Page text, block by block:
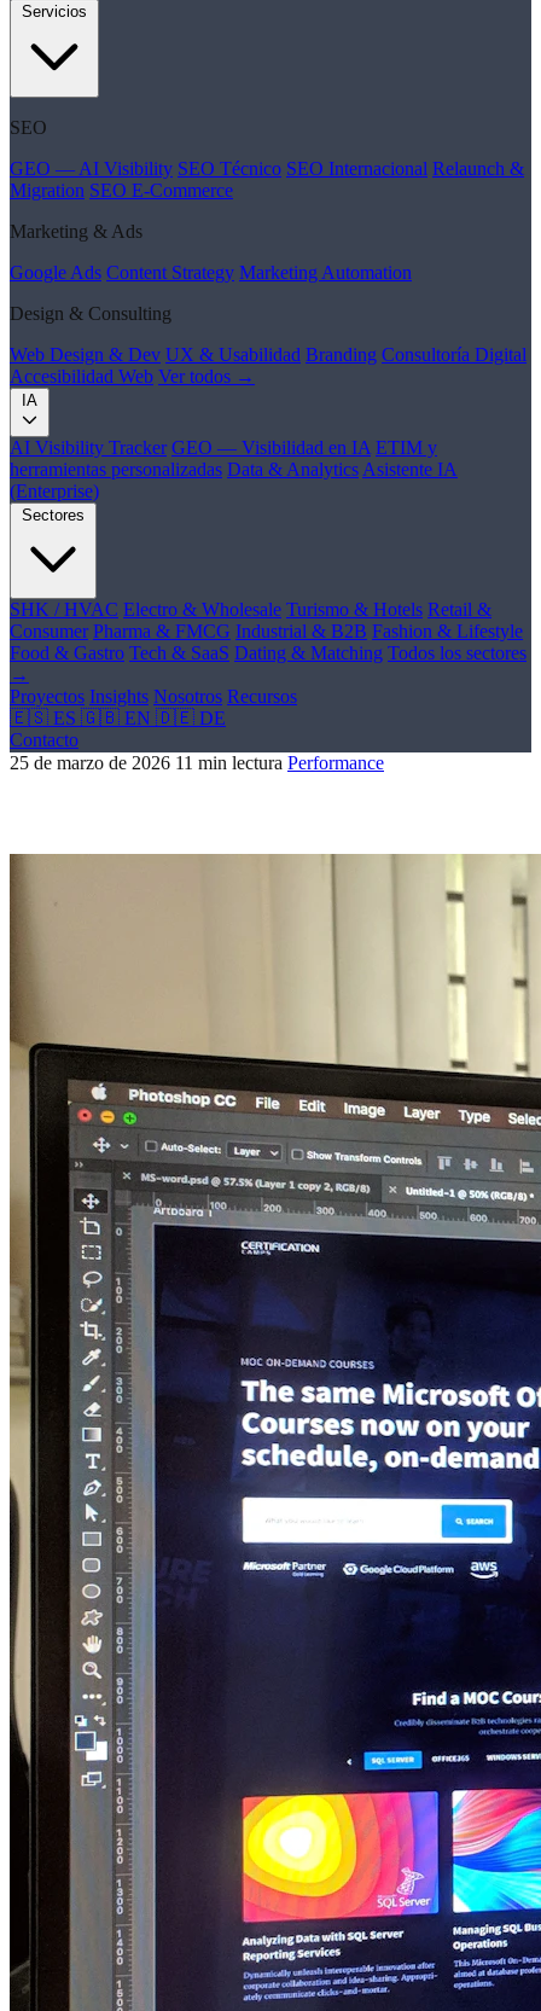
Servicios
SEO
GEO — AI Visibility SEO Técnico SEO Internacional Relaunch &
Migration SEO E-Commerce
Marketing & Ads
Google Ads Content Strategy Marketing Automation
Design & Consulting
Web Design & Dev UX & Usabilidad Branding Consultoría Digital
Accesibilidad Web Ver todos →
IA
AI Visibility Tracker GEO — Visibilidad en IA ETIM y
herramientas personalizadas Data & Analytics Asistente IA
(Enterprise)
Sectores
SHK / HVAC Electro & Wholesale Turismo & Hotels Retail &
Consumer Pharma & FMCG Industrial & B2B Fashion & Lifestyle
Food & Gastro Tech & SaaS Dating & Matching Todos los sectores
→
Proyectos Insights Nosotros Recursos
🇪🇸 ES 🇬🇧 EN 🇩🇪 DE
Contacto
25 de marzo de 2026 11 min lectura Performance